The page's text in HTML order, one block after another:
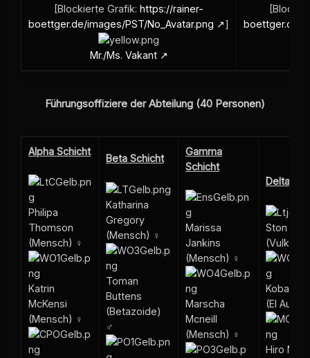
[Blockierte Grafik: https://rainer-
boettger.de/images/PST/No_Avatar.png
]
Mr./Ms. Vakant
boettger.de/
Führungsoffiziere der Abteilung (40 Personen)
Alpha Schicht
Philipa
Thomson
(Mensch) ♀
Katrin
McKensi
(Mensch) ♀
Beta Schicht
Katharina
Gregory
(Mensch) ♀
Toman
Buttens
(Betazoide)
♂
Gamma
Schicht
Marissa
Jankins
(Mensch) ♀
Marscha
Mcneill
(Mensch) ♀
Delta
Ston
Kobar
(El
Hiro